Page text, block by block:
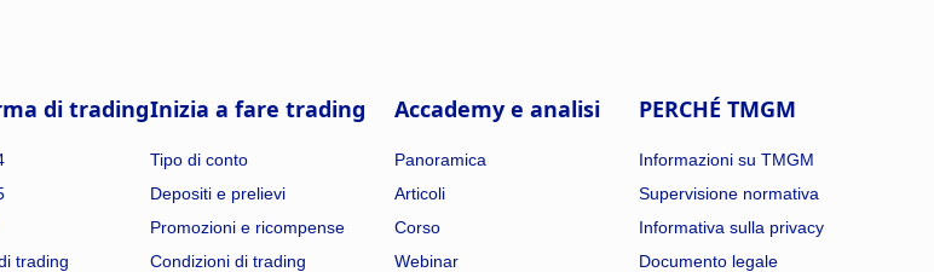
di trading
trading
Inizia a fare trading
Tipo di conto
Depositi e prelievi
Promozioni e ricompense
Condizioni di trading
Accademy e analisi
Panoramica
Articoli
Corso
Webinar
PERCHÉ TMGM
Informazioni su TMGM
Supervisione normativa
Informativa sulla privacy
Documento legale